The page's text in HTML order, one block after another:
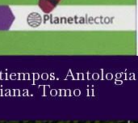
Antología
Tomo ii